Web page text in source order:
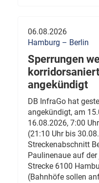
06.08.2026
Hamburg – Berlin
Sperrungen
angekündigt
DB InfraGo hat
angekündigt, am
16.08.2026, 7:00
(21:10 Uhr bis
Streckenabschnitt
Paulinenaue auf
Strecke 6100
(Bahnhöfe sollen